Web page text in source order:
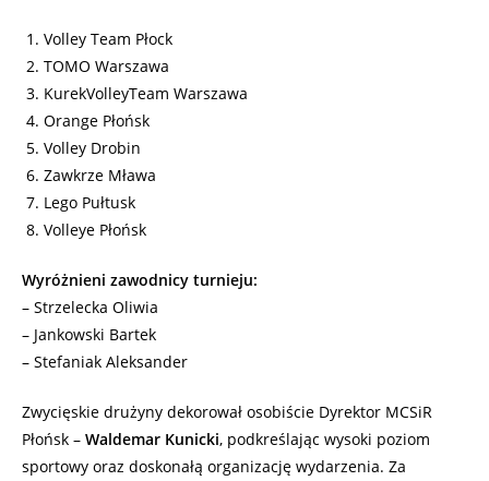
Volley Team Płock
TOMO Warszawa
KurekVolleyTeam Warszawa
Orange Płońsk
Volley Drobin
Zawkrze Mława
Lego Pułtusk
Volleye Płońsk
Wyróżnieni zawodnicy turnieju:
– Strzelecka Oliwia
– Jankowski Bartek
– Stefaniak Aleksander
Zwycięskie drużyny dekorował osobiście Dyrektor MCSiR
Płońsk – Waldemar Kunicki, podkreślając wysoki poziom
sportowy oraz doskonałą organizację wydarzenia. Za